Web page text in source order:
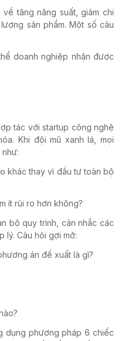
tăng năng suất, giảm chi
sản phẩm. Một số câu
doanh nghiệp nhận được
tác với startup công nghệ
Khi đội mũ xanh lá, mọi
khác thay vì đầu tư toàn bộ
ít rủi ro hơn không?
bộ quy trình, cân nhắc các
lý. Câu hỏi gợi mở:
án đề xuất là gì?
dụng phương pháp 6 chiếc